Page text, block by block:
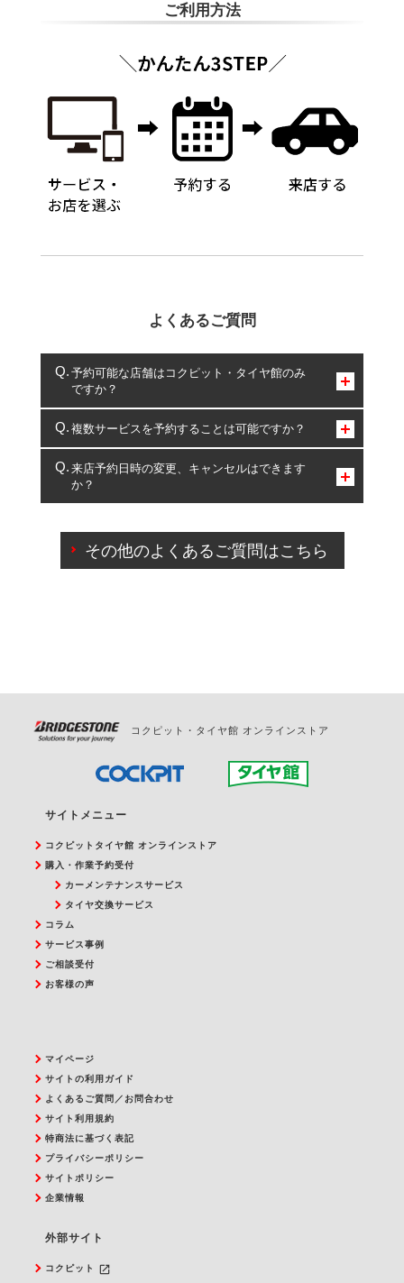
ご利用方法
よくあるご質問
予約可能な店舗はコクピット・タイヤ館のみ
ですか？
コクピット・タイヤ館のみとなります。
複数サービスを予約することは可能ですか？
複数サービスのご予約は可能です。
一部の商品・サービスの組み合わせに限り、同時にご予約が
出来ないものもございます。
来店予約日時の変更、キャンセルはできます
か？
ご来店予約日の3営業日前を過ぎている場合のご予約
の日時変更につきましては、直接ご予約の店舗まで
その他のよくあるご質問はこちら
コクピット・タイヤ館 オンラインストア
サイトメニュー
コクピットタイヤ館 オンラインストア
購入・作業予約受付
カーメンテナンスサービス
タイヤ交換サービス
コラム
サービス事例
ご相談受付
お客様の声
マイページ
サイトの利用ガイド
よくあるご質問／お問合わせ
サイト利用規約
特商法に基づく表記
プライバシーポリシー
サイトポリシー
企業情報
外部サイト
コクピット
launch